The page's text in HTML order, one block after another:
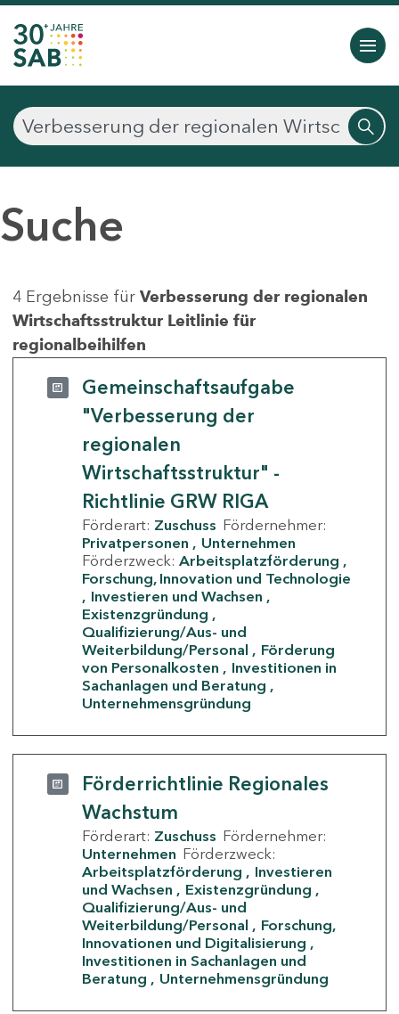
Suche
4 Ergebnisse für Verbesserung der regionalen
Wirtschaftsstruktur Leitlinie für
regionalbeihilfen
Gemeinschaftsaufgabe
"Verbesserung der
regionalen
Wirtschaftsstruktur" -
Richtlinie GRW RIGA
Förderart: Zuschuss Fördernehmer:
Privatpersonen
Unternehmen
Förderzweck: Arbeitsplatzförderung
Forschung, Innovation und Technologie
Investieren und Wachsen
Existenzgründung
Qualifizierung/Aus- und
Weiterbildung/Personal
Förderung
von Personalkosten
Investitionen in
Sachanlagen und Beratung
Unternehmensgründung
Förderrichtlinie Regionales
Wachstum
Förderart: Zuschuss Fördernehmer:
Unternehmen Förderzweck:
Arbeitsplatzförderung
Investieren
und Wachsen
Existenzgründung
Qualifizierung/Aus- und
Weiterbildung/Personal
Forschung,
Innovationen und Digitalisierung
Investitionen in Sachanlagen und
Beratung
Unternehmensgründung